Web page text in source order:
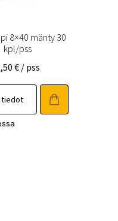
8×40 mänty 30
kpl/pss
€ / pss